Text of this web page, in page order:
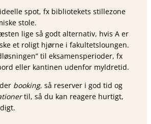
spot, fx bibliotekets stillezone
stole.
lige så godt alternativ, hvis A er
et roligt hjørne i fakultetsloungen.
til eksamensperioder, fx
eller kantinen udenfor myldretid.
booking, så reserver i god tid og
til, så du kan reagere hurtigt,